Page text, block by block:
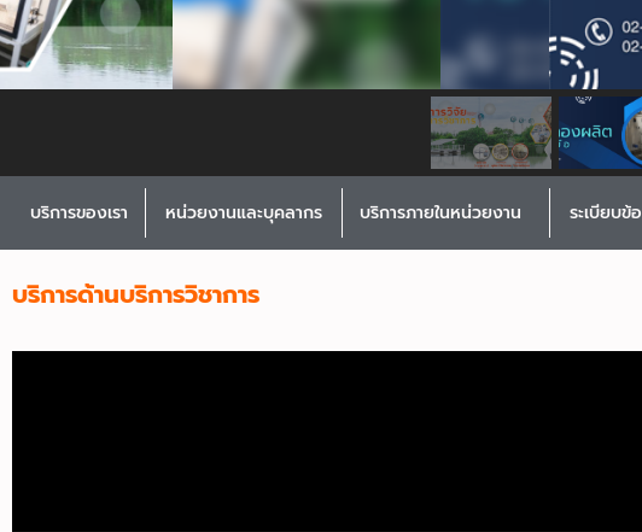
บริการของเรา หน่วยงานและบุคลากร บริการภายในหน่วยงาน ระเบียบข้
บริการด้านบริการวิชาการ